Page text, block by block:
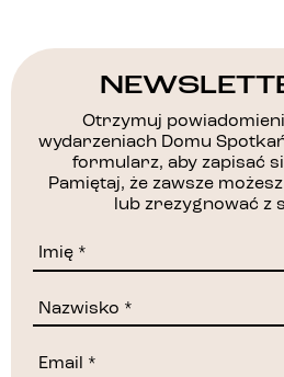
Otrzymuj
wydarzeniach Domu
formularz, aby zapisać
Pamiętaj, że zawsze
lub zrezygnować z